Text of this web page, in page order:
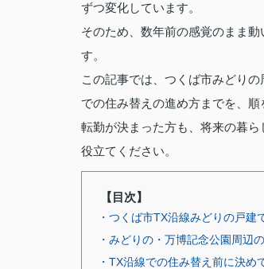
ずつ変化しています。
そのため、数年前の感覚のまま
す。
この記事では、つくば市みどり
での住み替えの進め方までを、順
転勤が決まった方も、将来の暮
役立てください。
【目次】
・つくば市TX沿線みどりの戸建
・みどりの・万博記念公園周辺
・TX沿線での住み替え前に決め